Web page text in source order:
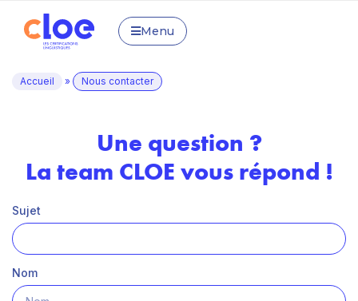
Menu
Accueil » Nous contacter
Une question ?
La team CLOE vous répond !
Sujet
Nom